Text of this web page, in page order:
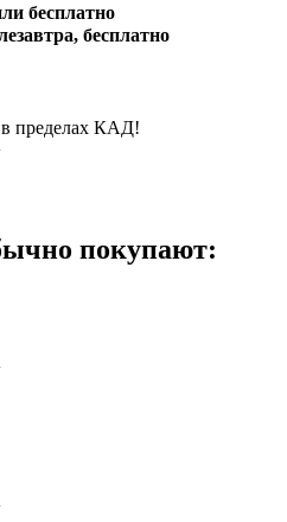
бесплатно
бесплатно
пределах КАД!
покупают: